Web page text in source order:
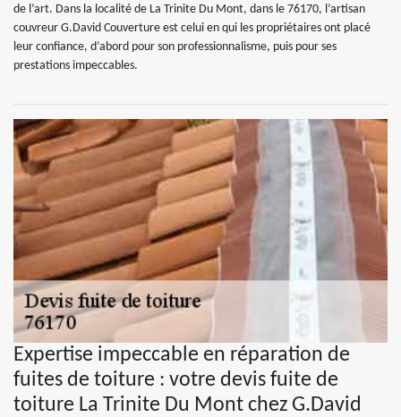
de l’art. Dans la localité de La Trinite Du Mont, dans le 76170, l’artisan
couvreur G.David Couverture est celui en qui les propriétaires ont placé
leur confiance, d’abord pour son professionnalisme, puis pour ses
prestations impeccables.
Expertise impeccable en réparation de
fuites de toiture : votre devis fuite de
toiture La Trinite Du Mont chez G.David